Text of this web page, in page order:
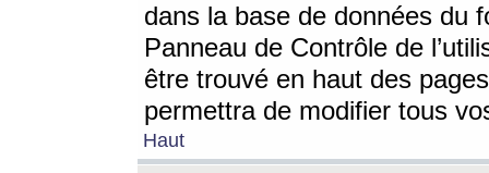
dans la base de données du
Panneau de Contrôle de
être trouvé en haut des
permettra de modifier tous
Haut